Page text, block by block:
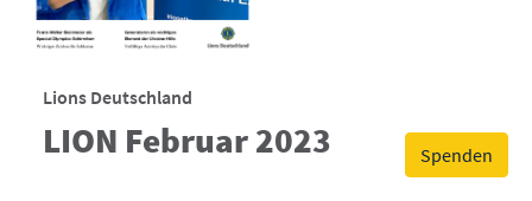
Spenden
Lions Deutschland
LION Februar 2023